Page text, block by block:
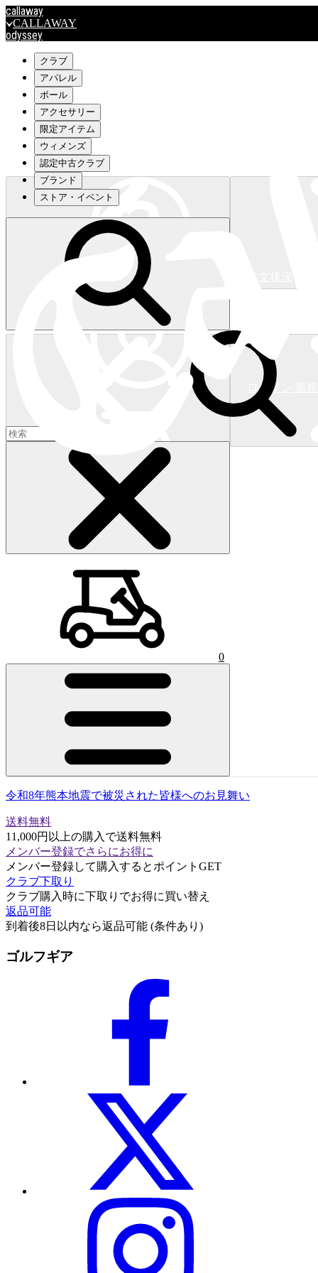
callaway
CALLAWAY
odyssey
travismathew
outlet
OUTLET
キャロウェイアパレルはこちら>>>
キャロウェイアパレルはこちら>>>
ログイン/新
ショッピングカート 0)
クラブ
アパレル
ボール
アクセサリー
限定アイテム
ウィメンズ
認定中古クラブ
ブランド
ストア・イベント
0
令和8年熊本地震で被災された皆様へのお見舞い
送料無料
11,000円以上の購入で送料無料
メンバー登録でさらにお得に
メンバー登録して購入するとポイントGET
クラブ下取り
クラブ購入時に下取りでお得に買い替え
返品可能
到着後8日以内なら返品可能 (条件あり)
ゴルフギア